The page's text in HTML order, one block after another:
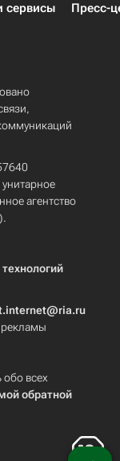
сервисы Пресс-
агентство
обо всех
обратной